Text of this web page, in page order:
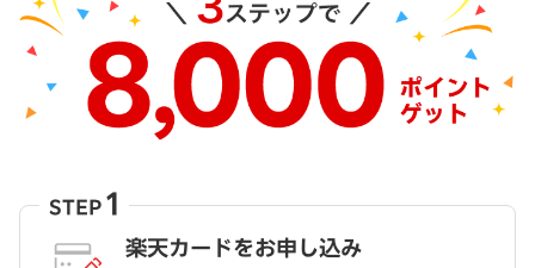
STEP 1
楽天カードをお申し込み